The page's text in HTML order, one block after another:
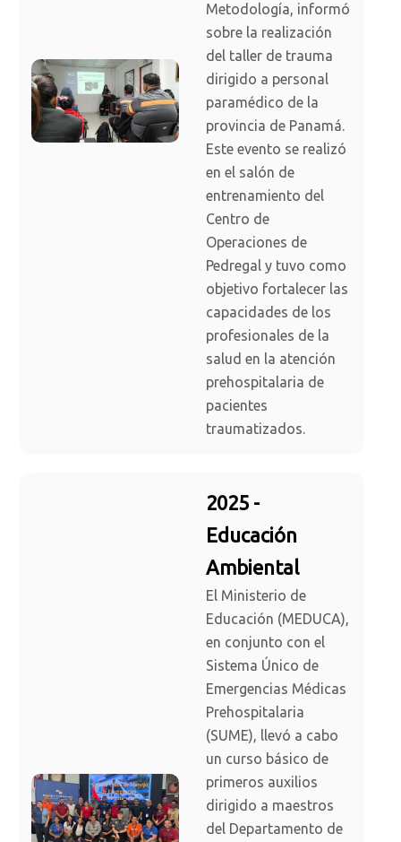
Metodología, informó
sobre la realización
del taller de trauma
dirigido a personal
paramédico de la
provincia de Panamá.
Este evento se realizó
en el salón de
entrenamiento del
Centro de
Operaciones de
Pedregal y tuvo como
objetivo fortalecer las
capacidades de los
profesionales de la
salud en la atención
prehospitalaria de
pacientes
traumatizados.
2025 -
Educación
Ambiental
El Ministerio de
Educación (MEDUCA),
en conjunto con el
Sistema Único de
Emergencias Médicas
Prehospitalaria
(SUME), llevó a cabo
un curso básico de
primeros auxilios
dirigido a maestros
del Departamento de